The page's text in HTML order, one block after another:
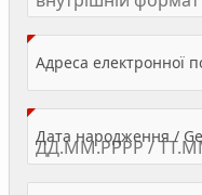
Адреса електронної
Дата народження /